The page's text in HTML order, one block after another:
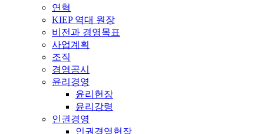
연혁
KIEP 역대 원장
비전과 경영목표
사업계획
조직
경영공시
윤리경영
윤리헌장
윤리강령
인권경영
인권경영헌장